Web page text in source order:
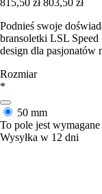
Podnieś swoje
bransoletki LSL Speed
design dla pasjonatów
Rozmiar
*
50 mm
To pole jest wymagane
Wysyłka w 12 dni